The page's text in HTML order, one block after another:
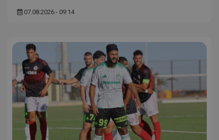
07.08.2026 - 09:14